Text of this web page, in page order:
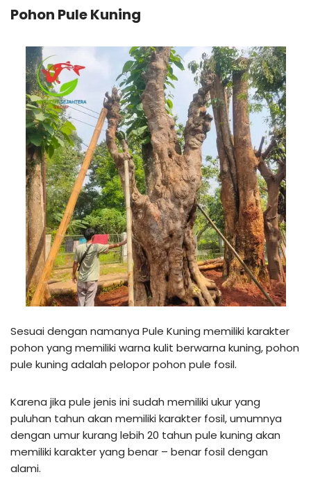
Pohon Pule Kuning
Sesuai dengan namanya Pule Kuning memiliki karakter
pohon yang memiliki warna kulit berwarna kuning, pohon
pule kuning adalah pelopor pohon pule fosil.
Karena jika pule jenis ini sudah memiliki ukur yang
puluhan tahun akan memiliki karakter fosil, umumnya
dengan umur kurang lebih 20 tahun pule kuning akan
memiliki karakter yang benar – benar fosil dengan
alami.